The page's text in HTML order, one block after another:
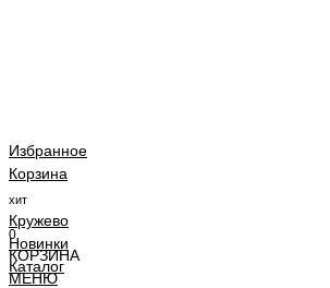
Избранное
Корзина
хит
Кружево
Новинки
Каталог
0
КОРЗИНА
МЕНЮ